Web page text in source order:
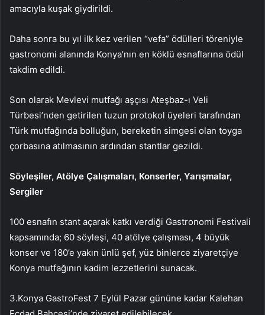
amacıyla kuşak giydirildi.
Daha sonra bu yıl ilk kez verilen “vefa” ödülleri töreniyle
gastronomi alanında Konya’nın en köklü esnaflarına ödül
takdim edildi.
Son olarak Mevlevi mutfağı aşçısı Ateşbaz-ı Veli
Türbesi’nden getirilen tuzun protokol üyeleri tarafından
Türk mutfağında bolluğun, bereketin simgesi olan toyga
çorbasına atılmasının ardından stantlar gezildi.
Söyleşiler, Atölye Çalışmaları, Konserler, Yarışmalar,
Sergiler
100 esnafın stant açarak katkı verdiği Gastronomi Festivali
kapsamında; 60 söyleşi, 40 atölye çalışması, 4 büyük
konser ve 180’e yakın ünlü şef, yüz binlerce ziyaretçiye
Konya mutfağının kadim lezzetlerini sunacak.
3.Konya GastroFest 7 Eylül Pazar gününe kadar Kalehan